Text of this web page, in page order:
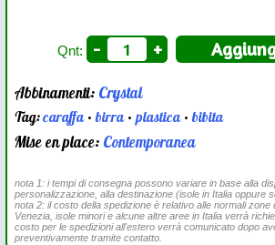
Qnt: - +
Abbinamenti: Crystal
Tag:caraffa•birra•plastica•bibita
Mise en place: Contemporanea
nota 1: i tempi di consegna possono variare in base alla
personalizzazione, alla destinazione (isole in Italia oppure
nota 2: il costo della spedizione è relativo alle normali zone
Venezia, isole minori e alcune altre aree in Italia verrà
costo per le spedizioni all'estero verrà comunicato dopo
preventivamente tramite contatto.